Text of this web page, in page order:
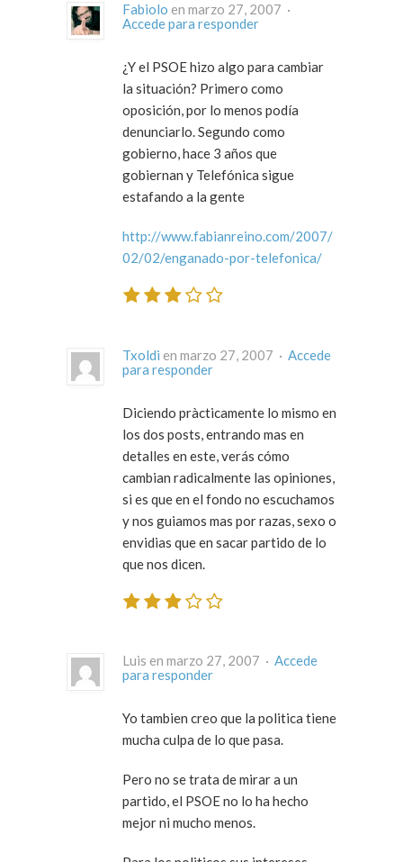
Fabiolo
en marzo 27, 2007 ·
Accede para responder
¿Y el PSOE hizo algo para cambiar
la situación? Primero como
oposición, por lo menos podía
denunciarlo. Segundo como
gobierno, hace 3 años que
gobiernan y Telefónica sigue
estafando a la gente
http://www.fabianreino.com/2007/
02/02/enganado-por-telefonica/
Txoldi en marzo 27, 2007 · Accede
para responder
Diciendo pràcticamente lo mismo en
los dos posts, entrando mas en
detalles en este, verás cómo
cambian radicalmente las opiniones,
si es que en el fondo no escuchamos
y nos guiamos mas por razas, sexo o
envidias que en sacar partido de lo
que nos dicen.
Luis en marzo 27, 2007 · Accede
para responder
Yo tambien creo que la politica tiene
mucha culpa de lo que pasa.
Pero no se trata de mirar a un
partido, el PSOE no lo ha hecho
mejor ni mucho menos.